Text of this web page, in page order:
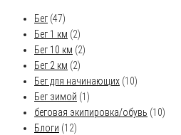
Бег (47)
Бег 1 км (2)
Бег 10 км (2)
Бег 2 км (2)
Бег для начинающих (10)
Бег зимой (1)
беговая экипировка/обувь (10)
Блоги (12)